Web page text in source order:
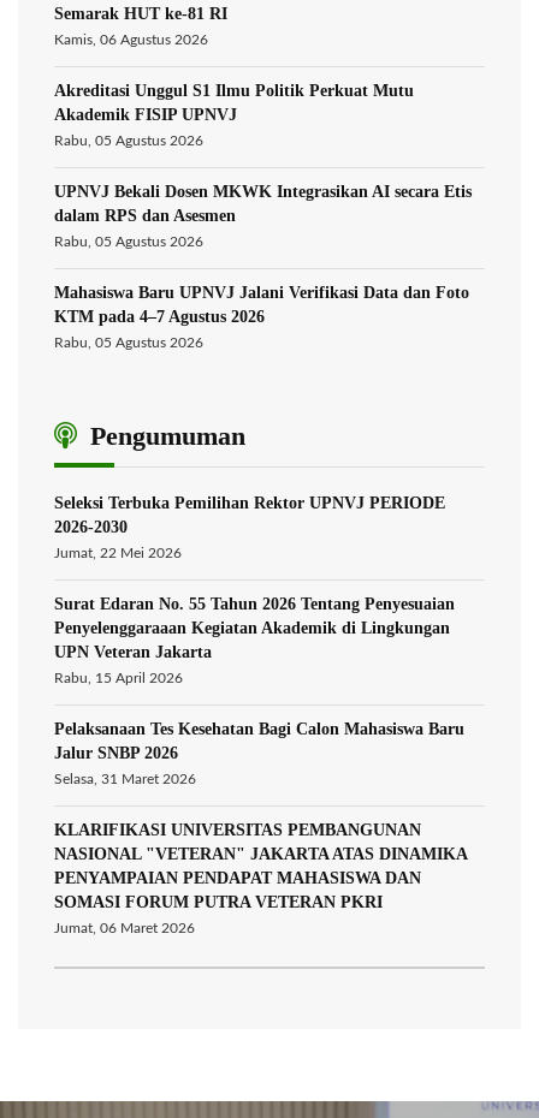
Semarak HUT ke-81 RI
Kamis, 06 Agustus 2026
Akreditasi Unggul S1 Ilmu Politik Perkuat Mutu
Akademik FISIP UPNVJ
Rabu, 05 Agustus 2026
UPNVJ Bekali Dosen MKWK Integrasikan AI secara Etis
dalam RPS dan Asesmen
Rabu, 05 Agustus 2026
Mahasiswa Baru UPNVJ Jalani Verifikasi Data dan Foto
KTM pada 4–7 Agustus 2026
Rabu, 05 Agustus 2026
Pengumuman
Seleksi Terbuka Pemilihan Rektor UPNVJ PERIODE
2026-2030
Jumat, 22 Mei 2026
Surat Edaran No. 55 Tahun 2026 Tentang Penyesuaian
Penyelenggaraaan Kegiatan Akademik di Lingkungan
UPN Veteran Jakarta
Rabu, 15 April 2026
Pelaksanaan Tes Kesehatan Bagi Calon Mahasiswa Baru
Jalur SNBP 2026
Selasa, 31 Maret 2026
KLARIFIKASI UNIVERSITAS PEMBANGUNAN
NASIONAL "VETERAN" JAKARTA ATAS DINAMIKA
PENYAMPAIAN PENDAPAT MAHASISWA DAN
SOMASI FORUM PUTRA VETERAN PKRI
Jumat, 06 Maret 2026